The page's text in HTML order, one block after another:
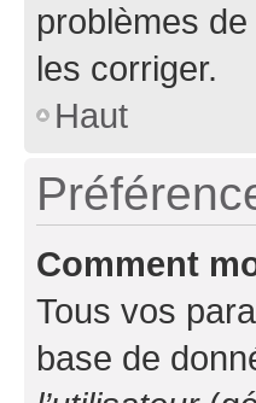
problèmes
les corriger.
Haut
Comment
Tous vos
base de